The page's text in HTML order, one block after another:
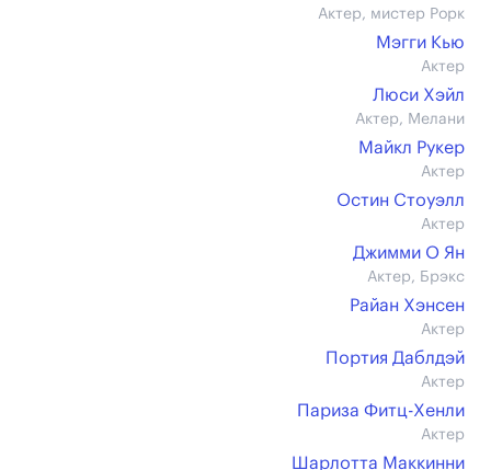
Актер, мистер Рорк
Мэгги Кью
Актер
Люси Хэйл
Актер, Мелани
Майкл Рукер
Актер
Остин Стоуэлл
Актер
Джимми О Ян
Актер, Брэкс
Райан Хэнсен
Актер
Портия Даблдэй
Актер
Париза Фитц-Хенли
Актер
Шарлотта Маккинни